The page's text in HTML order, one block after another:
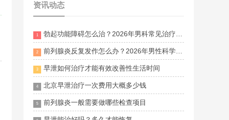
资讯动态
1 勃起功能障碍怎么治？2026年男科常见治疗方法与调理建议
2 前列腺炎反复发作怎么办？2026年男性科学治疗与日常护理指南
3 早泄如何治疗才能有效改善性生活时间
4 北京早泄治疗一次费用大概多少钱
5 前列腺炎一般需要做哪些检查项目